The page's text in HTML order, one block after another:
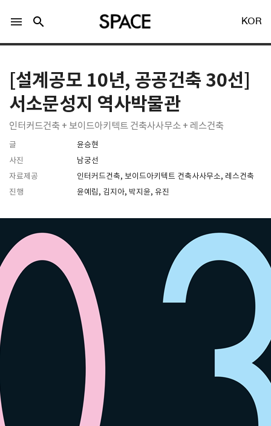
Facebook 로그인
menu search KOR
[설계공모 10년, 공공건축 30선]
서소문성지 역사박물관
인터커드건축 + 보이드아키텍트 건축사사무소 + 레스건축
글
윤승현
사진
남궁선
자료제공
인터커드건축, 보이드아키텍트 건축사사무소, 레스건축
진행
윤예림, 김지아, 박지윤, 유진